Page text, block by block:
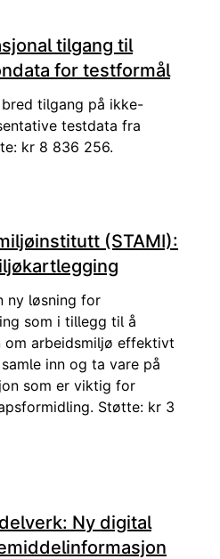
tilgang til
for testformål
tilgang på ikke-
testdata fra
kr 8 836 256.
(STAMI):
ny løsning for
som i tillegg til å
om arbeidsmiljø effektivt
inn og ta vare på
som er viktig for
Støtte: kr 3
Ny digital